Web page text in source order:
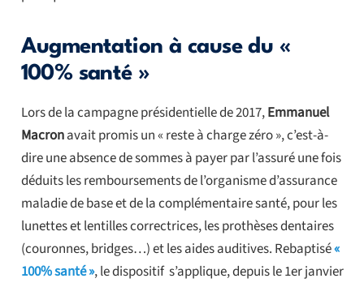
Augmentation à cause du «
100% santé »
Lors de la campagne présidentielle de 2017,Emmanuel
Macronavait promis un « reste à charge zéro », c’est-à-
dire une absence de sommes à payer par l’assuré une fois
déduits les remboursements de l’organisme d’assurance
maladie de base et de la complémentaire santé, pour les
lunettes et lentilles correctrices, les prothèses dentaires
(couronnes, bridges…) et les aides auditives. Rebaptisé«
100% santé », le dispositif s’applique, depuis le 1er janvier